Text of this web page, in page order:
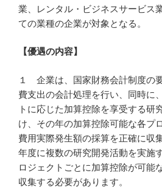
業、レンタル・ビジネスサービス
ての業種の企業が対象となる。
【優遇の内容】
１ 企業は、国家財務会計制度の
費支出の会計処理を行い、同時に
トに応じた加算控除を享受する研
け、その年の加算控除可能な各プ
費用実際発生額の採算を正確に収
年度に複数の研究開発活動を実施
ロジェクトごとに加算控除が可能
収集する必要があります。